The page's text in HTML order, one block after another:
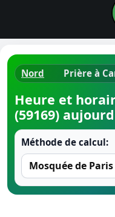
Nord Prière à
Heure et
(59169)
Méthode de calcul: